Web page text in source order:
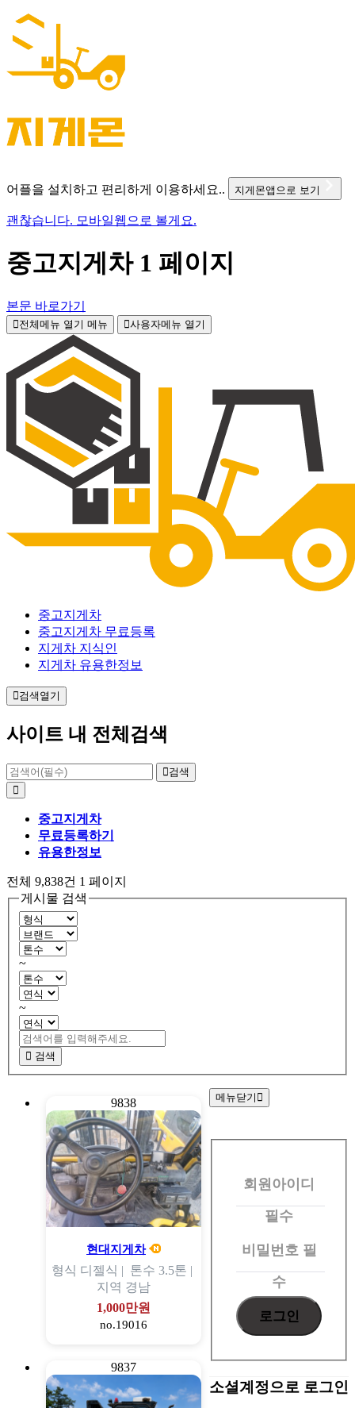
어플을 설치하고 편리하게 이용하세요.. 지게몬앱으로 보기
괜찮습니다. 모바일웹으로 볼게요.
중고지게차 1 페이지
본문 바로가기
전체메뉴 열기 메뉴 사용자메뉴 열기
중고지게차
중고지게차 무료등록
지게차 지식인
지게차 유용한정보
검색열기
사이트 내 전체검색
검색
중고지게차
무료등록하기
유용한정보
전체 9,838건 1 페이지
게시물 검색
~
~
검색
9838
현대지게차
형식 디젤식 | 톤수 3.5톤 |
지역 경남
1,000만원
no.19016
9837
메뉴닫기
회
회원아이디
필수
비밀번호 필
수
소셜계정으로 로그인